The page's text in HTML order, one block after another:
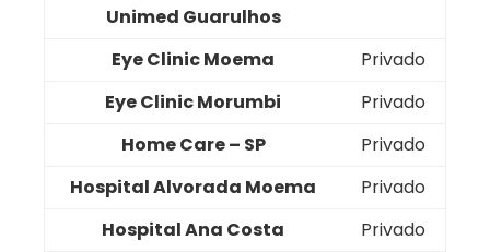
Unimed Guarulhos
Eye Clinic Moema
Privado
Eye Clinic Morumbi
Privado
Home Care – SP
Privado
Hospital Alvorada Moema
Privado
Hospital Ana Costa
Privado